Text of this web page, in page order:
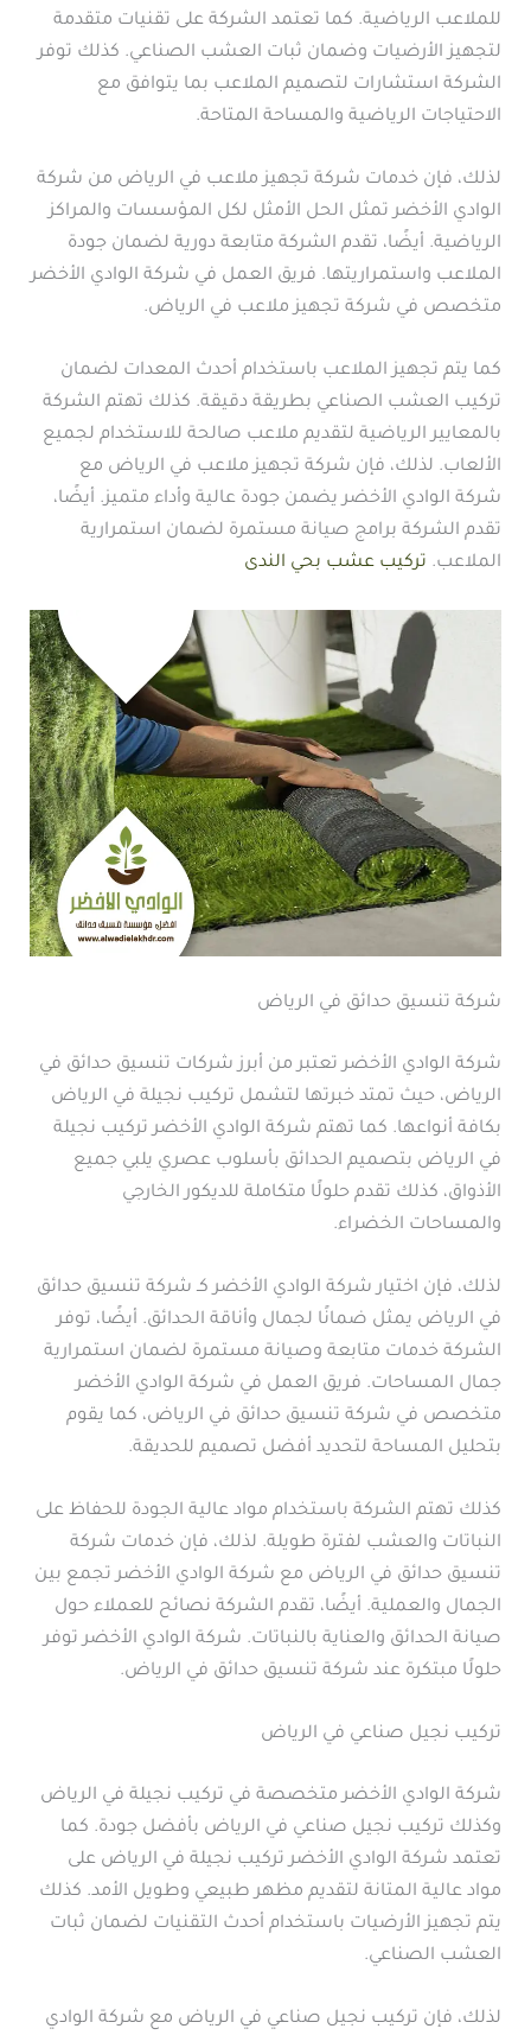
للملاعب الرياضية. كما تعتمد الشركة على تقنيات متقدمة
لتجهيز الأرضيات وضمان ثبات العشب الصناعي. كذلك توفر
الشركة استشارات لتصميم الملاعب بما يتوافق مع
الاحتياجات الرياضية والمساحة المتاحة.
لذلك، فإن خدمات شركة تجهيز ملاعب في الرياض من شركة
الوادي الأخضر تمثل الحل الأمثل لكل المؤسسات والمراكز
الرياضية. أيضًا، تقدم الشركة متابعة دورية لضمان جودة
الملاعب واستمراريتها. فريق العمل في شركة الوادي الأخضر
متخصص في شركة تجهيز ملاعب في الرياض.
كما يتم تجهيز الملاعب باستخدام أحدث المعدات لضمان
تركيب العشب الصناعي بطريقة دقيقة. كذلك تهتم الشركة
بالمعايير الرياضية لتقديم ملاعب صالحة للاستخدام لجميع
الألعاب. لذلك، فإن شركة تجهيز ملاعب في الرياض مع
شركة الوادي الأخضر يضمن جودة عالية وأداء متميز. أيضًا،
تقدم الشركة برامج صيانة مستمرة لضمان استمرارية
الملاعب. تركيب عشب بحي الندى
شركة تنسيق حدائق في الرياض
شركة الوادي الأخضر تعتبر من أبرز شركات تنسيق حدائق في
الرياض، حيث تمتد خبرتها لتشمل تركيب نجيلة في الرياض
بكافة أنواعها. كما تهتم شركة الوادي الأخضر تركيب نجيلة
في الرياض بتصميم الحدائق بأسلوب عصري يلبي جميع
الأذواق، كذلك تقدم حلولًا متكاملة للديكور الخارجي
والمساحات الخضراء.
لذلك، فإن اختيار شركة الوادي الأخضر كـ شركة تنسيق حدائق
في الرياض يمثل ضمانًا لجمال وأناقة الحدائق. أيضًا، توفر
الشركة خدمات متابعة وصيانة مستمرة لضمان استمرارية
جمال المساحات. فريق العمل في شركة الوادي الأخضر
متخصص في شركة تنسيق حدائق في الرياض، كما يقوم
بتحليل المساحة لتحديد أفضل تصميم للحديقة.
كذلك تهتم الشركة باستخدام مواد عالية الجودة للحفاظ على
النباتات والعشب لفترة طويلة. لذلك، فإن خدمات شركة
تنسيق حدائق في الرياض مع شركة الوادي الأخضر تجمع بين
الجمال والعملية. أيضًا، تقدم الشركة نصائح للعملاء حول
صيانة الحدائق والعناية بالنباتات. شركة الوادي الأخضر توفر
حلولًا مبتكرة عند شركة تنسيق حدائق في الرياض.
تركيب نجيل صناعي في الرياض
شركة الوادي الأخضر متخصصة في تركيب نجيلة في الرياض
وكذلك تركيب نجيل صناعي في الرياض بأفضل جودة. كما
تعتمد شركة الوادي الأخضر تركيب نجيلة في الرياض على
مواد عالية المتانة لتقديم مظهر طبيعي وطويل الأمد. كذلك
يتم تجهيز الأرضيات باستخدام أحدث التقنيات لضمان ثبات
العشب الصناعي.
لذلك، فإن تركيب نجيل صناعي في الرياض مع شركة الوادي